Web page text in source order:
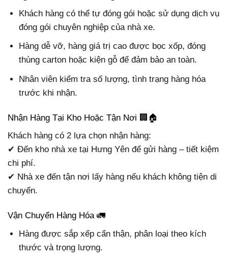
Khách hàng có thể tự đóng gói hoặc sử dụng dịch vụ
đóng gói chuyên nghiệp của nhà xe.
Hàng dễ vỡ, hàng giá trị cao được bọc xốp, đóng
thùng carton hoặc kiện gỗ để đảm bảo an toàn.
Nhân viên kiểm tra số lượng, tình trạng hàng hóa
trước khi nhận.
Nhận Hàng Tại Kho Hoặc Tận Nơi 🏢🏠
Khách hàng có 2 lựa chọn nhận hàng:
✔ Đến kho nhà xe tại Hưng Yên để gửi hàng – tiết kiệm
chi phí.
✔ Nhà xe đến tận nơi lấy hàng nếu khách không tiện di
chuyển.
Vận Chuyển Hàng Hóa 🚛
Hàng được sắp xếp cẩn thận, phân loại theo kích
thước và trọng lượng.